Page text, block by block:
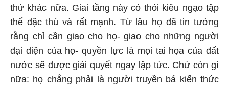
thứ khác nữa. Giai tầng này có thói kiêu ngạo tập
thể đặc thù và rất mạnh. Từ lâu họ đã tin tưởng
rằng chỉ cần giao cho họ- giao cho những người
đại diện của họ- quyền lực là mọi tai họa của đất
nước sẽ được giải quyết ngay lập tức. Chứ còn gì
nữa: họ chẳng phải là người truyền bá kiến thức